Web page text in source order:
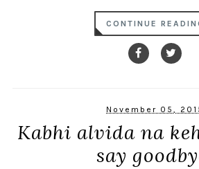
CONTINUE
November 05,
Kabhi alvida na
say